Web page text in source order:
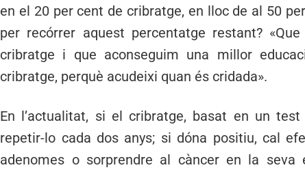
en el 20 per cent de cribratge, en lloc de al 50
per recórrer aquest percentatge restant?
cribratge i que aconseguim una millor
cribratge, perquè acudeixi quan és cridada».
En l’actualitat, si el cribratge, basat en un
repetir-lo cada dos anys; si dóna positiu, cal
adenomes o sorprendre al càncer en la seva